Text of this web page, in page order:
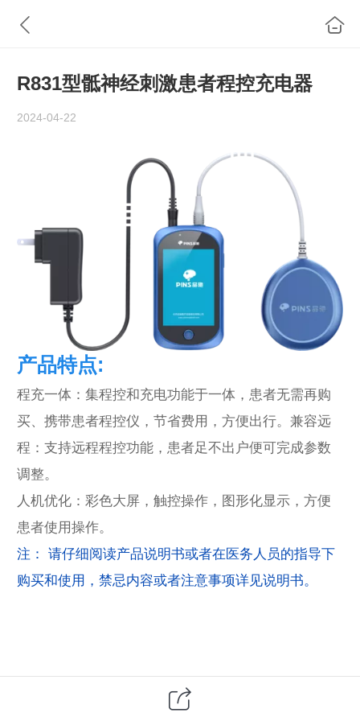
R831型骶神经刺激患者程控充电器
2024-04-22
产品特点:
程充一体：集程控和充电功能于一体，患者无需再购
买、携带患者程控仪，节省费用，方便出行。兼容远
程：支持远程程控功能，患者足不出户便可完成参数
调整。
人机优化：彩色大屏，触控操作，图形化显示，方便
患者使用操作。
注： 请仔细阅读产品说明书或者在医务人员的指导下
购买和使用，禁忌内容或者注意事项详见说明书。